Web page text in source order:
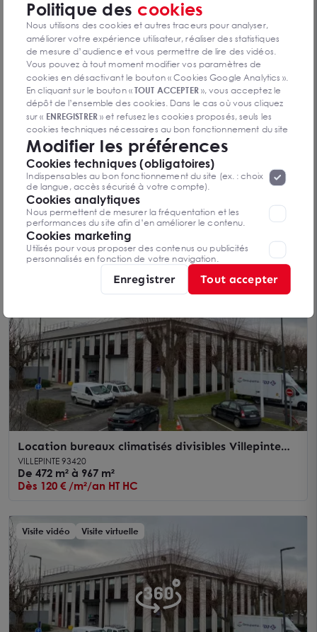
Location bureaux climatisés à Villepinte proche
RER B Parc des Expositions
VILLEPINTE 93420
De 592 m² à 3 715 m²
Dès 130 € /m²/an HT HC
Vous n’avez pas trouvé l’offre qui
vous convient ?
Contactez-nous
Location bureaux climatisés divisibles Villepinte
accès immédiat RER B
VILLEPINTE 93420
De 472 m² à 967 m²
Dès 120 € /m²/an HT HC
Visite vidéo Visite virtuelle
Politique des cookies
Nous utilisons des cookies et autres traceurs pour analyser,
améliorer votre expérience utilisateur, réaliser des statistiques
de mesure d’audience et vous permettre de lire des vidéos.
Vous pouvez à tout moment modifier vos paramètres de
cookies en désactivant le bouton « Cookies Google Analytics ».
En cliquant sur le bouton «TOUT ACCEPTER», vous acceptez le
dépôt de l’ensemble des cookies. Dans le cas où vous cliquez
sur « ENREGISTRER» et refusez les cookies proposés, seuls les
cookies techniques nécessaires au bon fonctionnement du site
seront déposés. Pour plus d’informations, vous pouvez consulter
«Protection des données à caractère
personnel ».Lorsque vous naviguez sur notre site internet, il
peut être amenée à déposer des cookies. Vous avez la
possibilité de désactiver les cookies, ces réglages ne seront
valables que sur le navigateur que vous utilisez actuellement
Modifier les préférences
Cookies techniques (obligatoires)
Indispensables au bon fonctionnement du site (ex. : choix
de langue, accès sécurisé à votre compte).
Cookies analytiques
Nous permettent de mesurer la fréquentation et les
performances du site afin d’en améliorer le contenu.
Cookies marketing
Utilisés pour vous proposer des contenus ou publicités
personnalisés en fonction de votre navigation.
Enregistrer Tout accepter